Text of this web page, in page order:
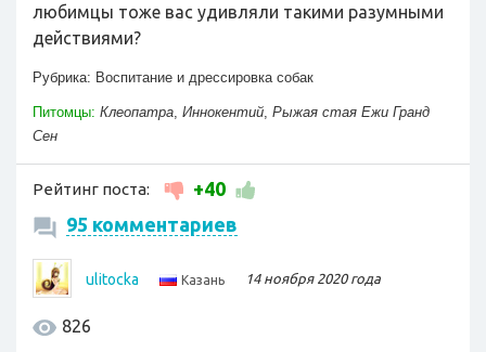
любимцы тоже вас удивляли такими разумными
действиями?
Рубрика: Воспитание и дрессировка собак
Питомцы: Клеопатра, Иннокентий, Рыжая стая Ежи Гранд
Сен
Рейтинг поста:
+40
95 комментариев
ulitocka Казань 14 ноября 2020 года
826